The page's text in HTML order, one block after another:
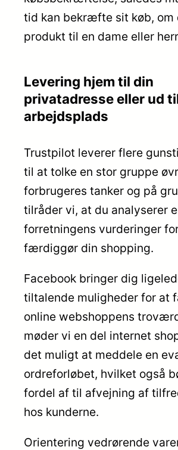
tid kan bekræfte sit køb, om
produkt til en dame eller
Levering hjem til din
privatadresse eller ud
arbejdsplads
Trustpilot leverer flere
til at tolke en stor gruppe
forbrugeres tanker og på
tilråder vi, at du analyserer
forretningens vurderinger
færdiggør din shopping.
Facebook bringer dig
tiltalende muligheder for at
online webshoppens
møder vi en del internet
det muligt at meddele en
ordreforløbet, hvilket også
fordel af til afvejning af
hos kunderne.
Orientering vedrørende